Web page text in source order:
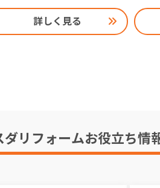
詳しく見る
ダリフォームお役立ち情